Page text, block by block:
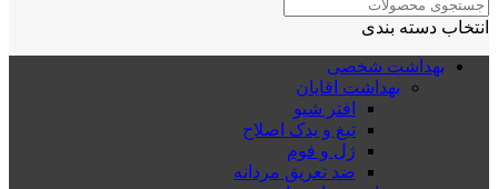
انتخاب دسته بندی
بهداشت شخصی
بهداشت اقایان
افتر شیو
تیغ و یدک اصلاح
ژل و فوم
ضد تعریق مردانه